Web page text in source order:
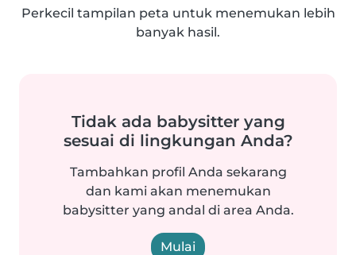
Perkecil tampilan peta untuk menemukan lebih
banyak hasil.
Tidak ada babysitter yang
sesuai di lingkungan Anda?
Tambahkan profil Anda sekarang
dan kami akan menemukan
babysitter yang andal di area Anda.
Mulai